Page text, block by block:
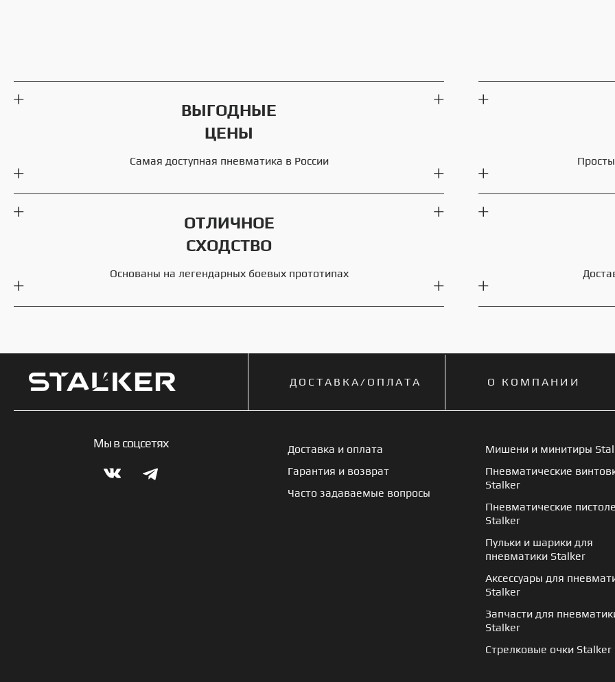
ВЫГОДНЫЕ
ЦЕНЫ
Самая доступная пневматика в России
ОТЛИЧНОЕ
СХОДСТВО
Основаны на легендарных боевых прототипах
ДОСТАВКА/ОПЛАТА О КОМПАНИИ
Мы в соцсетях
Доставка и оплата
Гарантия и возврат
Часто задаваемые вопросы
Мишени и минитиры
Пневматические
Stalker
Пневматические
Stalker
Пульки и шарики для
пневматики Stalker
Аксессуары для
Stalker
Запчасти для
Stalker
Стрелковые очки Stalker